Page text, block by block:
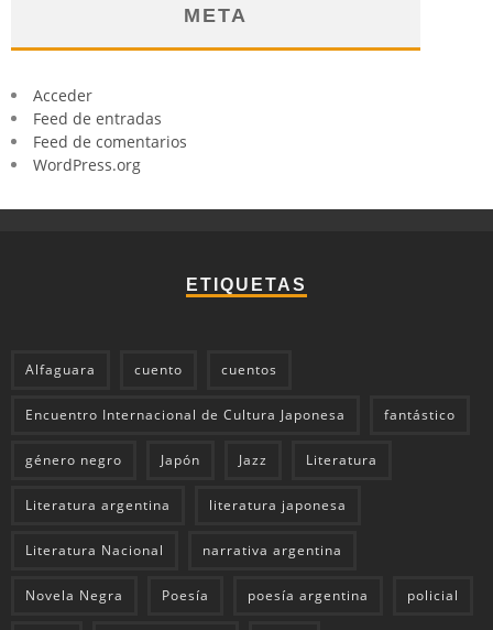
META
Acceder
Feed de entradas
Feed de comentarios
WordPress.org
ETIQUETAS
Alfaguara cuento cuentos
Encuentro Internacional de Cultura Japonesa fantástico
género negro Japón Jazz Literatura
Literatura argentina literatura japonesa
Literatura Nacional narrativa argentina
Novela Negra Poesía poesía argentina policial